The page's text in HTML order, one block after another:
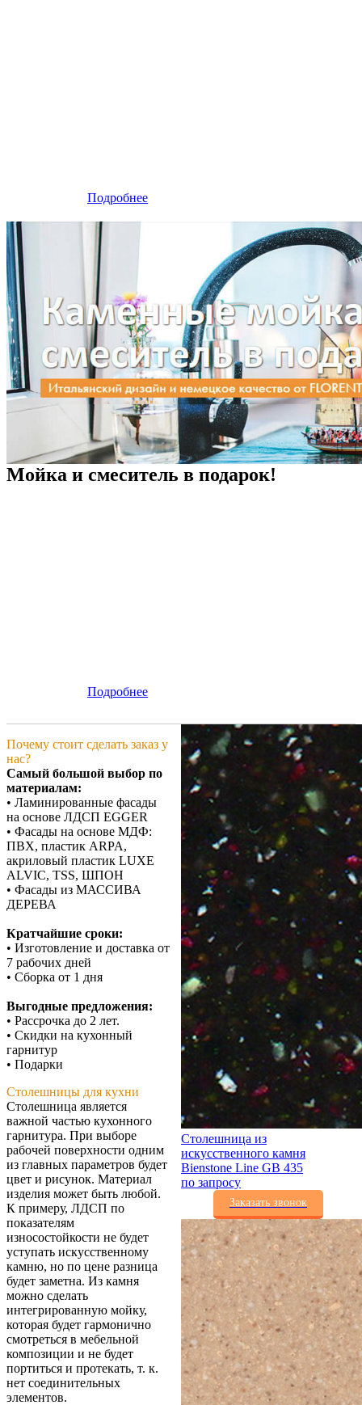
Подробнее
Мойка и смеситель в подарок!
Подробнее
Почему стоит сделать заказ у
нас?
Самый большой выбор по
материалам:
• Ламинированные фасады
на основе ЛДСП EGGER
• Фасады на основе МДФ:
ПВХ, пластик ARPA,
акриловый пластик LUXE
ALVIC, TSS, ШПОН
• Фасады из МАССИВА
ДЕРЕВА
Кратчайшие сроки:
• Изготовление и доставка от
7 рабочих дней
• Сборка от 1 дня
Выгодные предложения:
• Рассрочка до 2 лет.
• Скидки на кухонный
гарнитур
• Подарки
Столешницы для кухни
Столешница является
важной частью кухонного
гарнитура. При выборе
рабочей поверхности одним
из главных параметров будет
цвет и рисунок. Материал
изделия может быть любой.
К примеру, ЛДСП по
показателям
износостойкости не будет
уступать искусственному
камню, но по цене разница
будет заметна. Из камня
можно сделать
интегрированную мойку,
которая будет гармонично
смотреться в мебельной
композиции и не будет
портиться и протекать, т. к.
нет соединительных
элементов.
Столешница из
искусственного камня
Bienstone Line GB 435
по запросу
Заказать звонок